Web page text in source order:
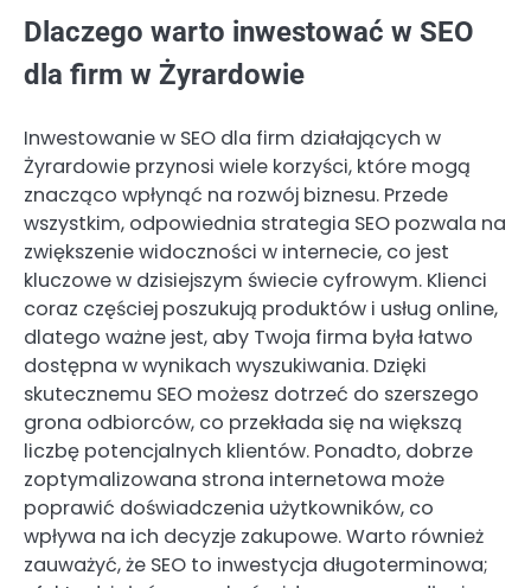
Dlaczego warto inwestować w SEO
dla firm w Żyrardowie
Inwestowanie w SEO dla firm działających w
Żyrardowie przynosi wiele korzyści, które mogą
znacząco wpłynąć na rozwój biznesu. Przede
wszystkim, odpowiednia strategia SEO pozwala na
zwiększenie widoczności w internecie, co jest
kluczowe w dzisiejszym świecie cyfrowym. Klienci
coraz częściej poszukują produktów i usług online,
dlatego ważne jest, aby Twoja firma była łatwo
dostępna w wynikach wyszukiwania. Dzięki
skutecznemu SEO możesz dotrzeć do szerszego
grona odbiorców, co przekłada się na większą
liczbę potencjalnych klientów. Ponadto, dobrze
zoptymalizowana strona internetowa może
poprawić doświadczenia użytkowników, co
wpływa na ich decyzje zakupowe. Warto również
zauważyć, że SEO to inwestycja długoterminowa;